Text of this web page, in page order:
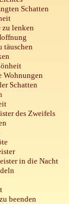
Schatten
zu lenken
täuschen
Wohnungen
Schatten
des Zweifels
in die Nacht
beenden